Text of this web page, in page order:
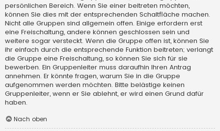
persönlichen Bereich. Wenn Sie einer beitreten möchten,
können Sie dies mit der entsprechenden Schaltfläche machen.
Nicht alle Gruppen sind allgemein offen. Einige erfordern erst
eine Freischaltung, andere können geschlossen sein und
weitere sogar versteckt. Wenn die Gruppe offen ist, können Sie
ihr einfach durch die entsprechende Funktion beitreten; verlangt
die Gruppe eine Freischaltung, so können Sie sich für sie
bewerben. Ein Gruppenleiter muss daraufhin Ihren Antrag
annehmen. Er könnte fragen, warum Sie in die Gruppe
aufgenommen werden möchten. Bitte belästige keinen
Gruppenleiter, wenn er Sie ablehnt, er wird einen Grund dafür
haben.
Nach oben